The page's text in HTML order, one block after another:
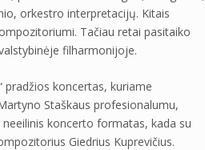
orkestro interpretacijų. Kitais
Tačiau retai pasitaiko
filharmonijoje.
pradžios koncertas, kuriame
Staškaus profesionalumu,
koncerto formatas, kada su
Giedrius Kuprevičius.